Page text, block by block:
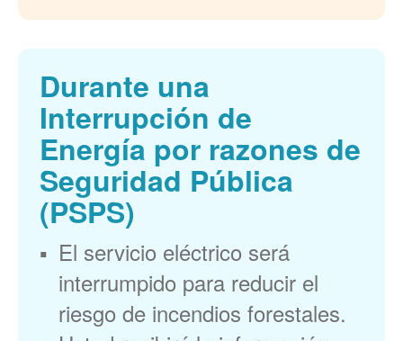
Durante una
Interrupción de
Energía por razones de
Seguridad Pública
(PSPS)
El servicio eléctrico será
interrumpido para reducir el
riesgo de incendios forestales.